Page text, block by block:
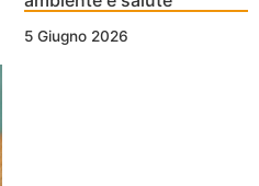
5 Giugno 2026